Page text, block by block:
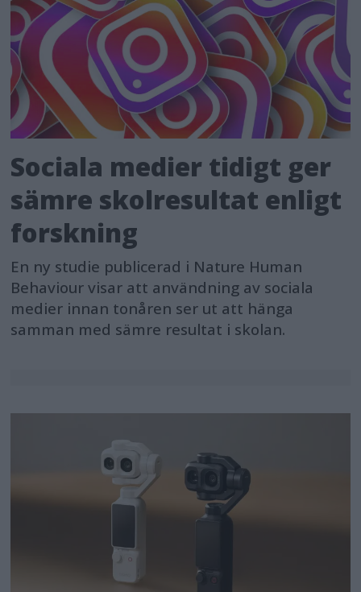
Sociala medier tidigt ger
sämre skolresultat enligt
forskning
En ny studie publicerad i Nature Human
Behaviour visar att användning av sociala
medier innan tonåren ser ut att hänga
samman med sämre resultat i skolan.